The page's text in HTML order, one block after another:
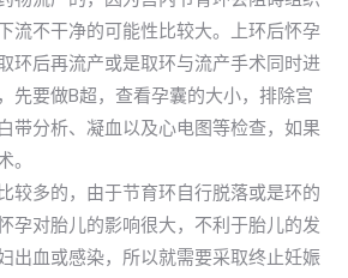
流不干净的可能性比较大。上环后怀孕
环后再流产或是取环与流产手术同时进
先要做B超，查看孕囊的大小，排除宫
带分析、凝血以及心电图等检查，如果
。
较多的，由于节育环自行脱落或是环的
孕对胎儿的影响很大，不利于胎儿的发
出血或感染，所以就需要采取终止妊娠